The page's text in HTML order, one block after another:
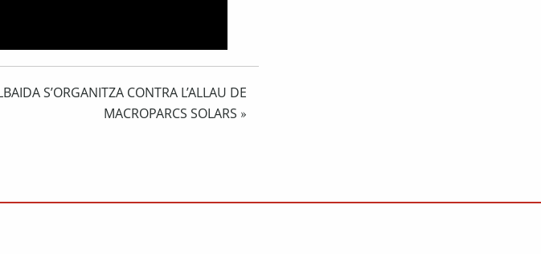
S’ORGANITZA CONTRA L’ALLAU DE
MACROPARCS SOLARS »